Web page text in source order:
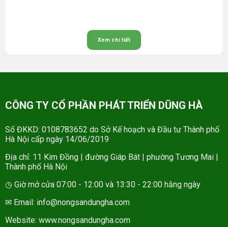
Xem chi tiết
CÔNG TY CỔ PHẦN PHÁT TRIỂN DŨNG HÀ
Số ĐKKD: 0108783652 do Sở Kế hoạch và Đầu tư Thành phố
Hà Nội cấp ngày 14/06/2019
Địa chỉ: 11 Kim Đồng | đường Giáp Bát | phường Tương Mai |
Thành phố Hà Nội
◷ Giờ mở cửa 07:00 - 12:00 và 13:30 - 22:00 hằng ngày
✉ Email: info@nongsandungha.com
Website: www.nongsandungha.com